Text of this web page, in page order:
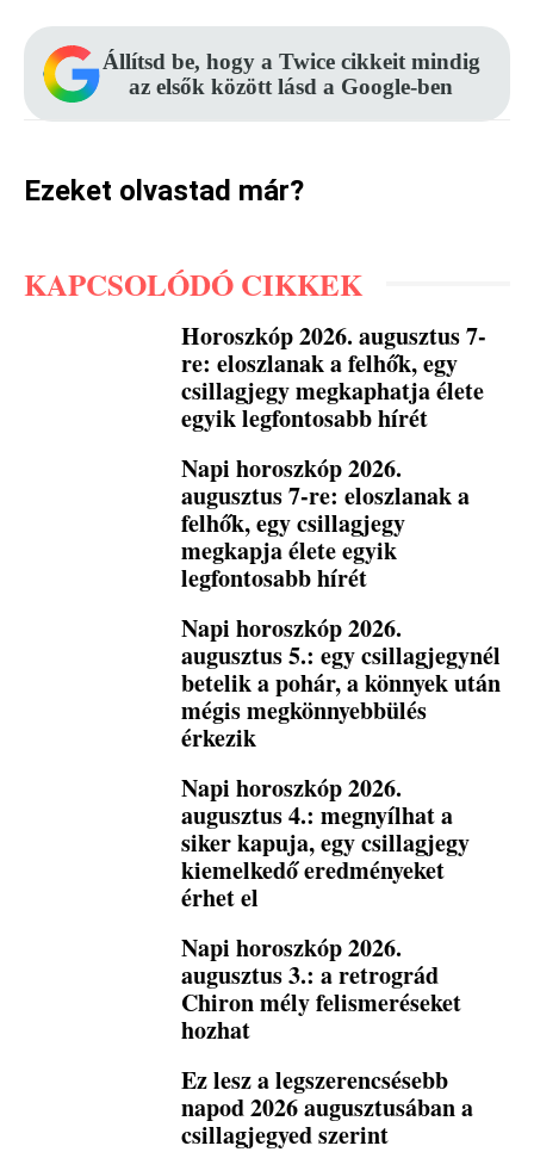
Állítsd be, hogy a Twice cikkeit mindig
az elsők között lásd a Google-ben
Ezeket olvastad már?
KAPCSOLÓDÓ CIKKEK
Horoszkóp 2026. augusztus 7-
re: eloszlanak a felhők, egy
csillagjegy megkaphatja élete
egyik legfontosabb hírét
Napi horoszkóp 2026.
augusztus 7-re: eloszlanak a
felhők, egy csillagjegy
megkapja élete egyik
legfontosabb hírét
Napi horoszkóp 2026.
augusztus 5.: egy csillagjegynél
betelik a pohár, a könnyek után
mégis megkönnyebbülés
érkezik
Napi horoszkóp 2026.
augusztus 4.: megnyílhat a
siker kapuja, egy csillagjegy
kiemelkedő eredményeket
érhet el
Napi horoszkóp 2026.
augusztus 3.: a retrográd
Chiron mély felismeréseket
hozhat
Ez lesz a legszerencsésebb
napod 2026 augusztusában a
csillagjegyed szerint